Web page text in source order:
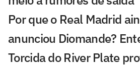
Por que o Real Madrid
anunciou Diomande?
Torcida do River Plate